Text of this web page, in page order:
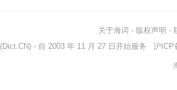
关于海词 - 版权声明 -
(Dict.CN) - 自 2003 年 11 月 27 日开始服务 沪ICP